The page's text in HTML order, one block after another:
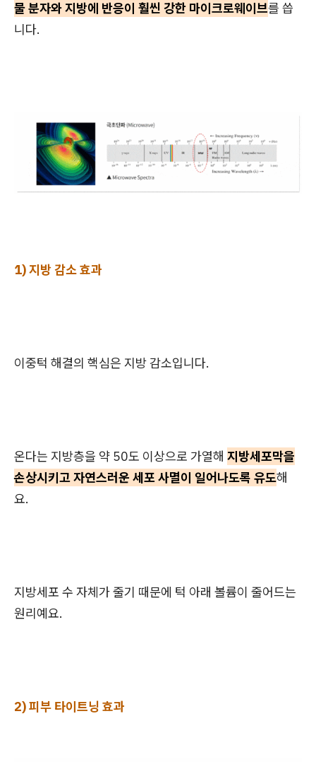
물 분자와 지방에 반응이 훨씬 강한 마이크로웨이브를 씁
니다.
1) 지방 감소 효과
이중턱 해결의 핵심은 지방 감소입니다.
온다는 지방층을 약 50도 이상으로 가열해 지방세포막을
손상시키고 자연스러운 세포 사멸이 일어나도록 유도해
요.
지방세포 수 자체가 줄기 때문에 턱 아래 볼륨이 줄어드는
원리예요.
2) 피부 타이트닝 효과